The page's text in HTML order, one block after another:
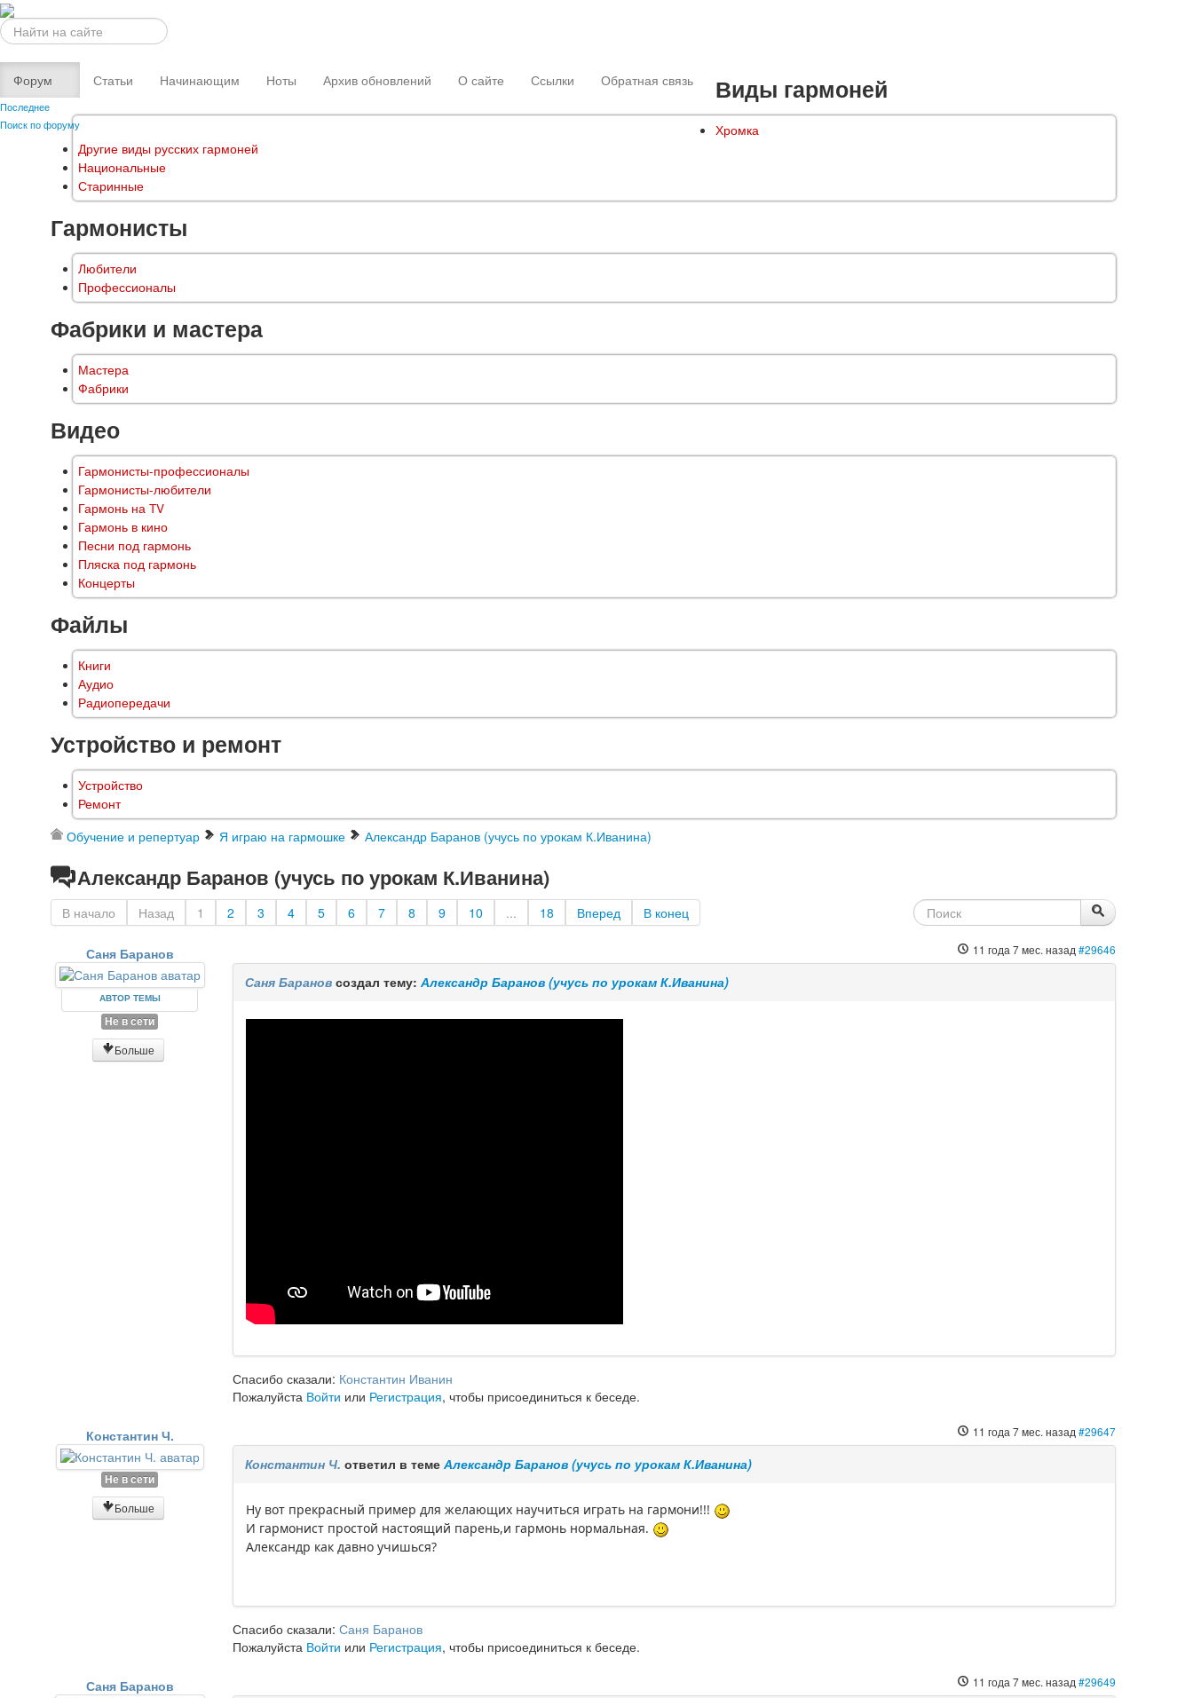
Искать...
Форум
Последнее
Поиск по форуму
Статьи Начинающим Ноты Архив обновлений О сайте Ссылки Обратная связь Виды гармоней
Хромка
Другие виды русских гармоней
Национальные
Старинные
Гармонисты
Любители
Профессионалы
Фабрики и мастера
Мастера
Фабрики
Видео
Гармонисты-профессионалы
Гармонисты-любители
Гармонь на TV
Гармонь в кино
Песни под гармонь
Пляска под гармонь
Концерты
Файлы
Книги
Аудио
Радиопередачи
Устройство и ремонт
Устройство
Ремонт
Обучение и репертуар Я играю на гармошке Александр Баранов (учусь по урокам К.Иванина)
Александр Баранов (учусь по урокам К.Иванина)
В начало Назад 1 2 3 4 5 6 7 8 9 10 ... 18 Вперед В конец
Саня Баранов
АВТОР ТЕМЫ
Не в сети
Больше
11 года 7 мес. назад #29646
Саня Баранов создал тему:Александр Баранов (учусь по урокам К.Иванина)
Спасибо сказали: Константин Иванин
Пожалуйста Войти или Регистрация, чтобы присоединиться к беседе.
Константин Ч.
Не в сети
Больше
11 года 7 мес. назад #29647
Константин Ч. ответил в темеАлександр Баранов (учусь по урокам К.Иванина)
Ну вот прекрасный пример для желающих научиться играть на гармони!!!
И гармонист простой настоящий парень,и гармонь нормальная.
Александр как давно учишься?
Спасибо сказали:Саня Баранов
Пожалуйста Войти или Регистрация, чтобы присоединиться к беседе.
Саня Баранов 11 года 7 мес. назад #29649